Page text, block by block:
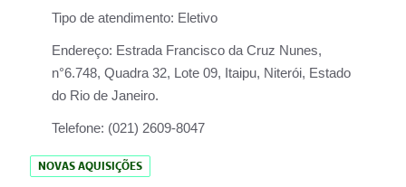
Tipo de atendimento: Eletivo
Endereço: Estrada Francisco da Cruz Nunes,
n°6.748, Quadra 32, Lote 09, Itaipu, Niterói, Estado
do Rio de Janeiro.
Telefone: (021) 2609-8047
NOVAS AQUISIÇÕES